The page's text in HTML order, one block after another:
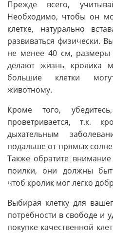
Прежде всего,
Необходимо, чтобы он
клетке, натурально
развиваться физически.
не менее 40 см, размеры
делают жизнь кролика
большие клетки
животному.
Кроме того,
проветривается, т.к.
дыхательным
подальше от прямых
Также обратите
поилки, они должны
чтоб кролик мог легко
Выбирая клетку для
потребности в свободе и
покупке качественной